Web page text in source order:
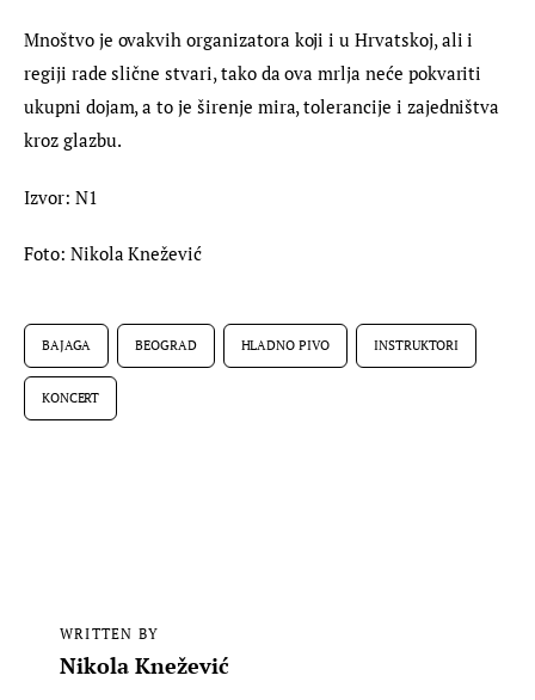
Mnoštvo je ovakvih organizatora koji i u Hrvatskoj, ali i
regiji rade slične stvari, tako da ova mrlja neće pokvariti
ukupni dojam, a to je širenje mira, tolerancije i zajedništva
kroz glazbu.
Izvor: N1
Foto: Nikola Knežević
BAJAGA BEOGRAD HLADNO PIVO INSTRUKTORI
KONCERT
WRITTEN BY
Nikola Knežević